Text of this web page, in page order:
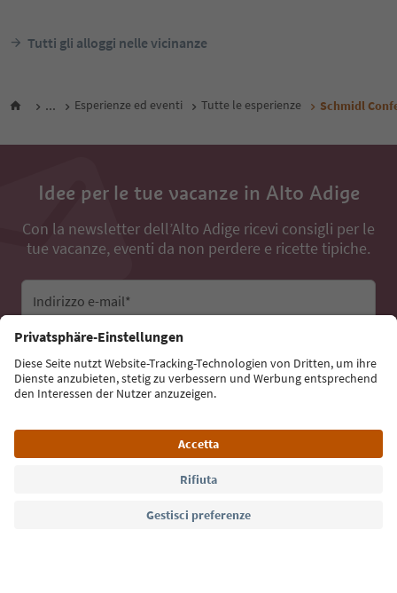
Tutti gli alloggi nelle vicinanze
... Esperienze ed eventi Tutte le esperienze Schmidl
Idee per le tue vacanze in Alto Adige
Con la newsletter dell’Alto Adige ricevi consigli per le
tue vacanze, eventi da non perdere e ricette tipiche.
Indirizzo e-mail*
Iscriviti alla newsletter